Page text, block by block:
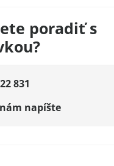
poradiť s
831
napíšte